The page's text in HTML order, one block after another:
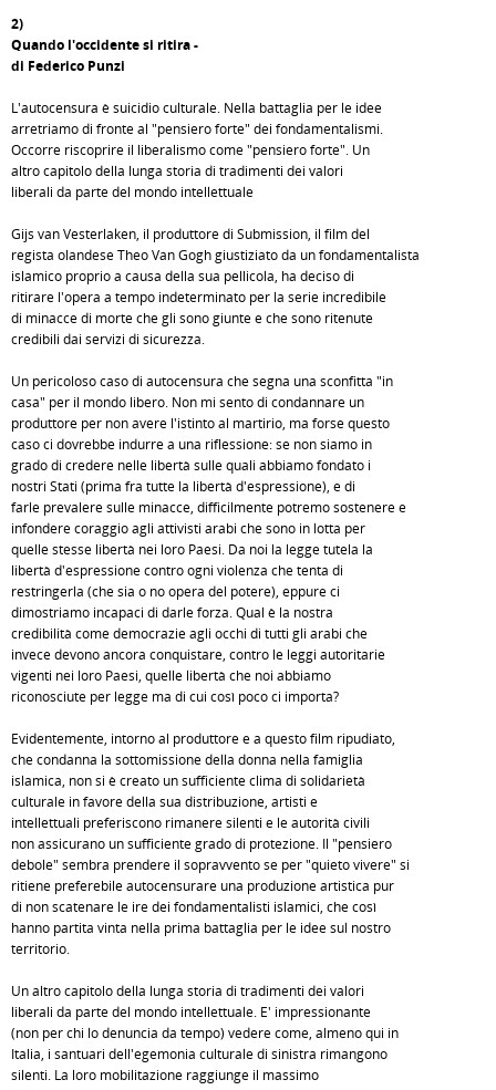
2)
Quando l'occidente si ritira -
di Federico Punzi
L'autocensura è suicidio culturale. Nella battaglia per le idee
arretriamo di fronte al "pensiero forte" dei fondamentalismi.
Occorre riscoprire il liberalismo come "pensiero forte". Un
altro capitolo della lunga storia di tradimenti dei valori
liberali da parte del mondo intellettuale
Gijs van Vesterlaken, il produttore di Submission, il film del
regista olandese Theo Van Gogh giustiziato da un fondamentalista
islamico proprio a causa della sua pellicola, ha deciso di
ritirare l'opera a tempo indeterminato per la serie incredibile
di minacce di morte che gli sono giunte e che sono ritenute
credibili dai servizi di sicurezza.
Un pericoloso caso di autocensura che segna una sconfitta "in
casa" per il mondo libero. Non mi sento di condannare un
produttore per non avere l'istinto al martirio, ma forse questo
caso ci dovrebbe indurre a una riflessione: se non siamo in
grado di credere nelle libertà sulle quali abbiamo fondato i
nostri Stati (prima fra tutte la libertà d'espressione), e di
farle prevalere sulle minacce, difficilmente potremo sostenere e
infondere coraggio agli attivisti arabi che sono in lotta per
quelle stesse libertà nei loro Paesi. Da noi la legge tutela la
libertà d'espressione contro ogni violenza che tenta di
restringerla (che sia o no opera del potere), eppure ci
dimostriamo incapaci di darle forza. Qual è la nostra
credibilità come democrazie agli occhi di tutti gli arabi che
invece devono ancora conquistare, contro le leggi autoritarie
vigenti nei loro Paesi, quelle libertà che noi abbiamo
riconosciute per legge ma di cui così poco ci importa?
Evidentemente, intorno al produttore e a questo film ripudiato,
che condanna la sottomissione della donna nella famiglia
islamica, non si è creato un sufficiente clima di solidarietà
culturale in favore della sua distribuzione, artisti e
intellettuali preferiscono rimanere silenti e le autorità civili
non assicurano un sufficiente grado di protezione. Il "pensiero
debole" sembra prendere il sopravvento se per "quieto vivere" si
ritiene preferebile autocensurare una produzione artistica pur
di non scatenare le ire dei fondamentalisti islamici, che così
hanno partita vinta nella prima battaglia per le idee sul nostro
territorio.
Un altro capitolo della lunga storia di tradimenti dei valori
liberali da parte del mondo intellettuale. E' impressionante
(non per chi lo denuncia da tempo) vedere come, almeno qui in
Italia, i santuari dell'egemonia culturale di sinistra rimangono
silenti. La loro mobilitazione raggiunge il massimo